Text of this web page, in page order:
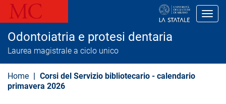
l
c
Odontoiatria e protesi dentaria
Laurea magistrale a ciclo unico
Home
Corsi del Servizio bibliotecario - calendario
primavera 2026